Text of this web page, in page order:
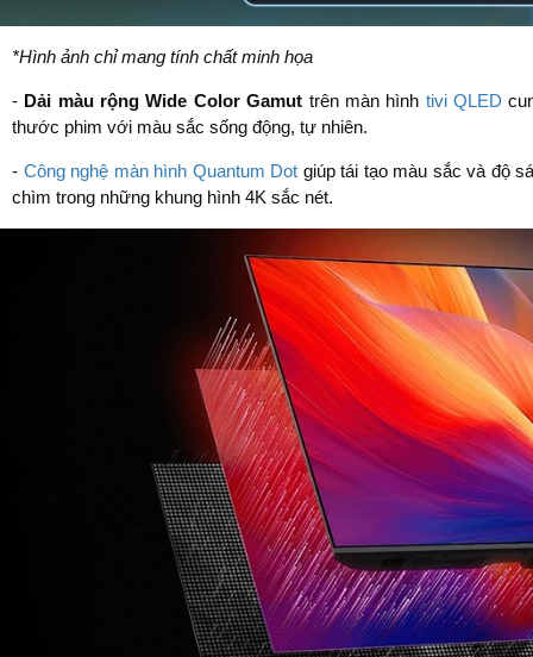
*Hình ảnh chỉ mang tính chất minh họa
- Dải màu rộng Wide Color Gamut trên màn hình tivi QLED
thước phim với màu sắc sống động, tự nhiên.
- Công nghệ màn hình Quantum Dot giúp tái tạo màu sắc và độ
chìm trong những khung hình 4K sắc nét.